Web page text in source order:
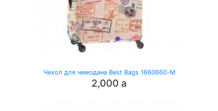
Чехол для чемодана Best Bags 1660660-M
2,000 a